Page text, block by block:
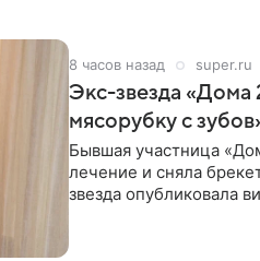
8 часов назад super.ru
Экс-звезда
мясорубку с
Бывшая участница
лечение и сняла
звезда опубликовала